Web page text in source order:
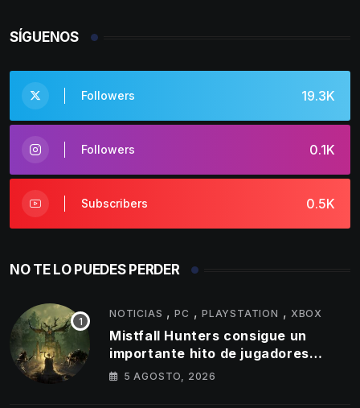
SÍGUENOS
19.3K
Followers
0.1K
Followers
0.5K
Subscribers
NO TE LO PUEDES PERDER
NOTICIAS ,PC ,PLAYSTATION , XBOX
Mistfall Hunters consigue un
importante hito de jugadores
simultáneos
5 AGOSTO, 2026